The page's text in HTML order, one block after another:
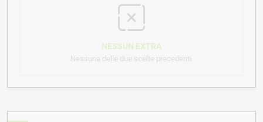
NESSUN EXTRA
Nessuna delle due scelte precedenti.